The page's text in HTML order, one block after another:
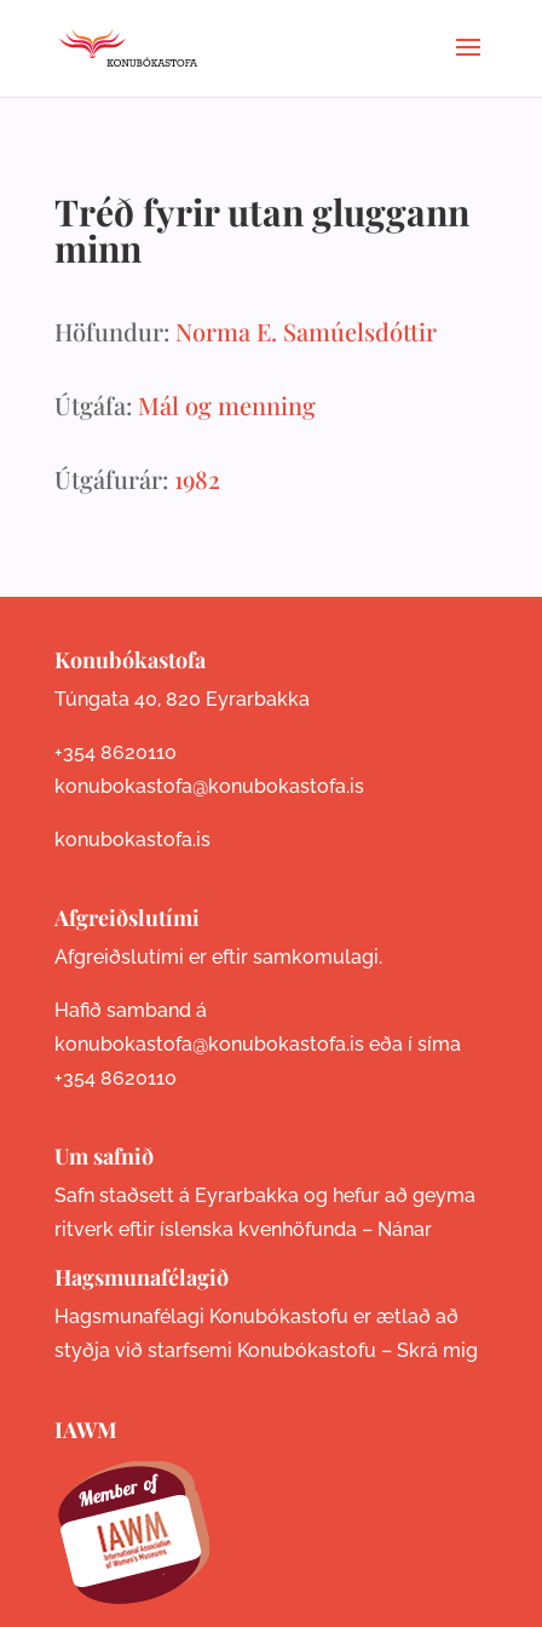
Tréð fyrir utan gluggann
minn
Höfundur: Norma E. Samúelsdóttir
Útgáfa: Mál og menning
Útgáfurár: 1982
Konubókastofa
Túngata 40, 820 Eyrarbakka
+354 8620110
konubokastofa@konubokastofa.is
konubokastofa.is
Afgreiðslutími
Afgreiðslutími er eftir samkomulagi.
Hafið samband á
konubokastofa@konubokastofa.is eða í síma
+354 8620110
Um safnið
Safn staðsett á Eyrarbakka og hefur að geyma
ritverk eftir íslenska kvenhöfunda – Nánar
Hagsmunafélagið
Hagsmunafélagi Konubókastofu er ætlað að
styðja við starfsemi Konubókastofu – Skrá mig
IAWM